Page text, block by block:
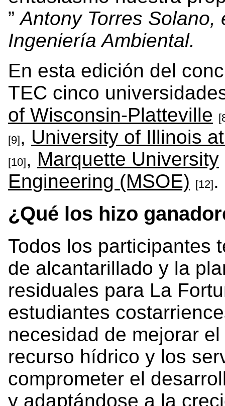
Antony Torres
Ingeniería Ambiental.
En esta edición del
TEC cinco
of Wisconsin-Platteville
[9] , University of Illinois
[10] , Marquette University
Engineering (MSOE) [12] .
¿Qué los hizo
Todos los participantes
de alcantarillado y la
residuales para La
estudiantes
necesidad de mejorar
recurso hídrico y los
comprometer el
y adaptándose a la